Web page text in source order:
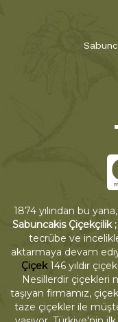
1874 yılından bu
Sabuncakis Çiçekçilik ;
tecrübe ve
aktarmaya devam
Çiçek146 yıldır
Nesillerdir çiçekleri
taşıyan firmamız,
taze çiçekler ile